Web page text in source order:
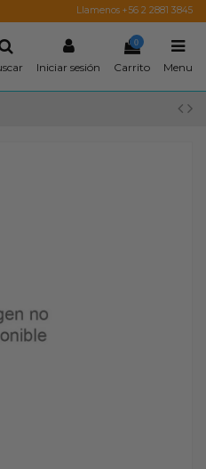
Llamenos +56 2 2881 3845
Iniciar sesión
0
Carrito Menu